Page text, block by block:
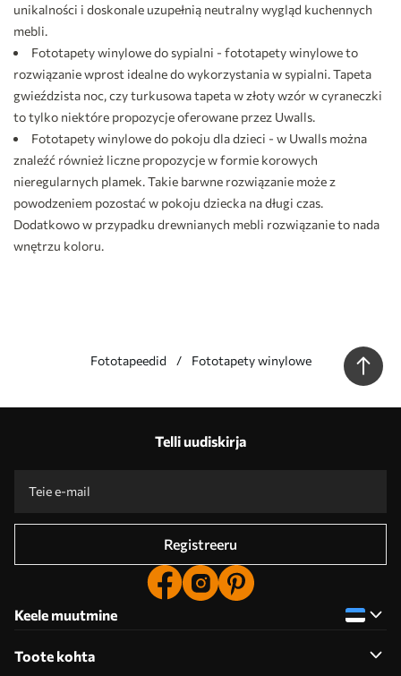
unikalności i doskonale uzupełnią neutralny wygląd kuchennych
mebli.
Fototapety winylowe do sypialni - fototapety winylowe to
rozwiązanie wprost idealne do wykorzystania w sypialni. Tapeta
gwieździsta noc, czy turkusowa tapeta w złoty wzór w cyraneczki
to tylko niektóre propozycje oferowane przez Uwalls.
Fototapety winylowe do pokoju dla dzieci - w Uwalls można
znaleźć również liczne propozycje w formie korowych
nieregularnych plamek. Takie barwne rozwiązanie może z
powodzeniem pozostać w pokoju dziecka na długi czas.
Dodatkowo w przypadku drewnianych mebli rozwiązanie to nada
wnętrzu koloru.
Fototapeedid Fototapety winylowe
Telli uudiskirja
Registreeru
Keele muutmine
Toote kohta